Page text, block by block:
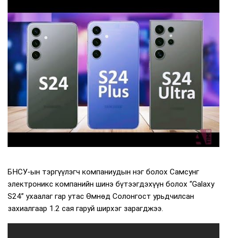
БНСУ-ын тэргүүлэгч компаниудын нэг болох Самсунг
электроникс компанийн шинэ бүтээгдэхүүн болох “Galaxy
S24” ухаалаг гар утас Өмнөд Солонгост урьдчилсан
захиалгаар 1.2 сая гаруй ширхэг зарагджээ.